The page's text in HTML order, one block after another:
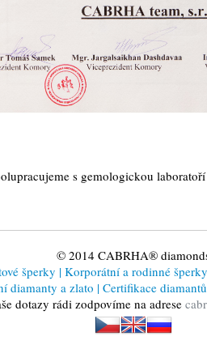
s gemologickou laboratoří
© 2014 CABRHA®
šperky | Korporátní a rodinné šperky
diamanty a zlato | Certifikace diamantů
dotazy rádi zodpovíme na adrese